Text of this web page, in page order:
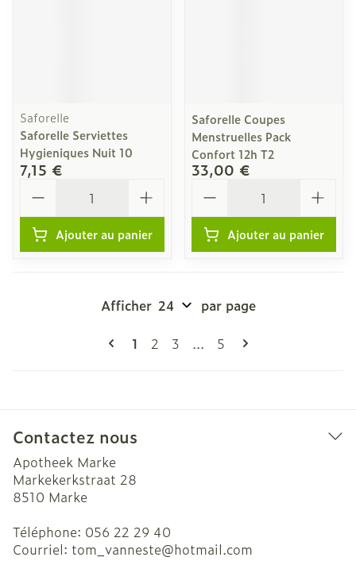
Saforelle
Saforelle Serviettes
Hygieniques Nuit 10
7,15 €
Ajouter au panier
Saforelle Coupes
Menstruelles Pack
Confort 12h T2
33,00 €
Ajouter au panier
Pages
Vous lisez actuellement la page
1 Page
2 Page
3 ... Page
5
Afficher par page
Contactez nous
Apotheek Marke
Markekerkstraat 28
8510 Marke
Téléphone: 056 22 29 40
Courriel: tom_vanneste@hotmail.com